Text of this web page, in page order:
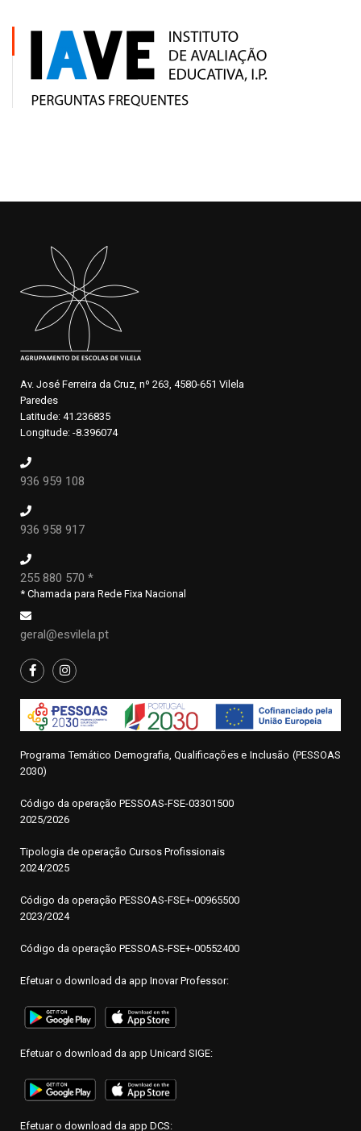
Av. José Ferreira da Cruz, nº 263, 4580-651 Vilela
Paredes
Latitude: 41.236835
Longitude: -8.396074
936 959 108
936 958 917
255 880 570 *
* Chamada para Rede Fixa Nacional
geral@esvilela.pt
Programa Temático Demografia, Qualificações e Inclusão (PESSOAS
2030)
Código da operação PESSOAS-FSE-03301500
2025/2026
Tipologia de operação Cursos Profissionais
2024/2025
Código da operação PESSOAS-FSE+-00965500
2023/2024
Código da operação PESSOAS-FSE+-00552400
Efetuar o download da app Inovar Professor:
Efetuar o download da app Unicard SIGE:
Efetuar o download da app DCS: